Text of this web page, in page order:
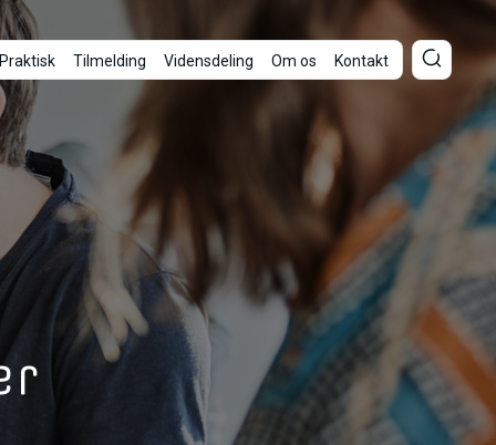
Praktisk Tilmelding Vidensdeling Om os Kontakt